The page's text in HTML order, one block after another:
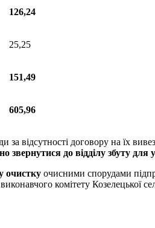
126,24
25,25
151,49
605,96
за відсутності договору на їх
звернутися до відділу збуту для
очистку очисними спорудами
комітету